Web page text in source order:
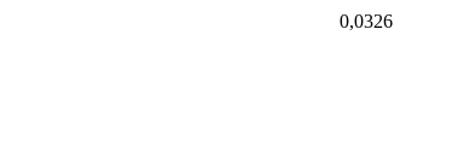
0,0326